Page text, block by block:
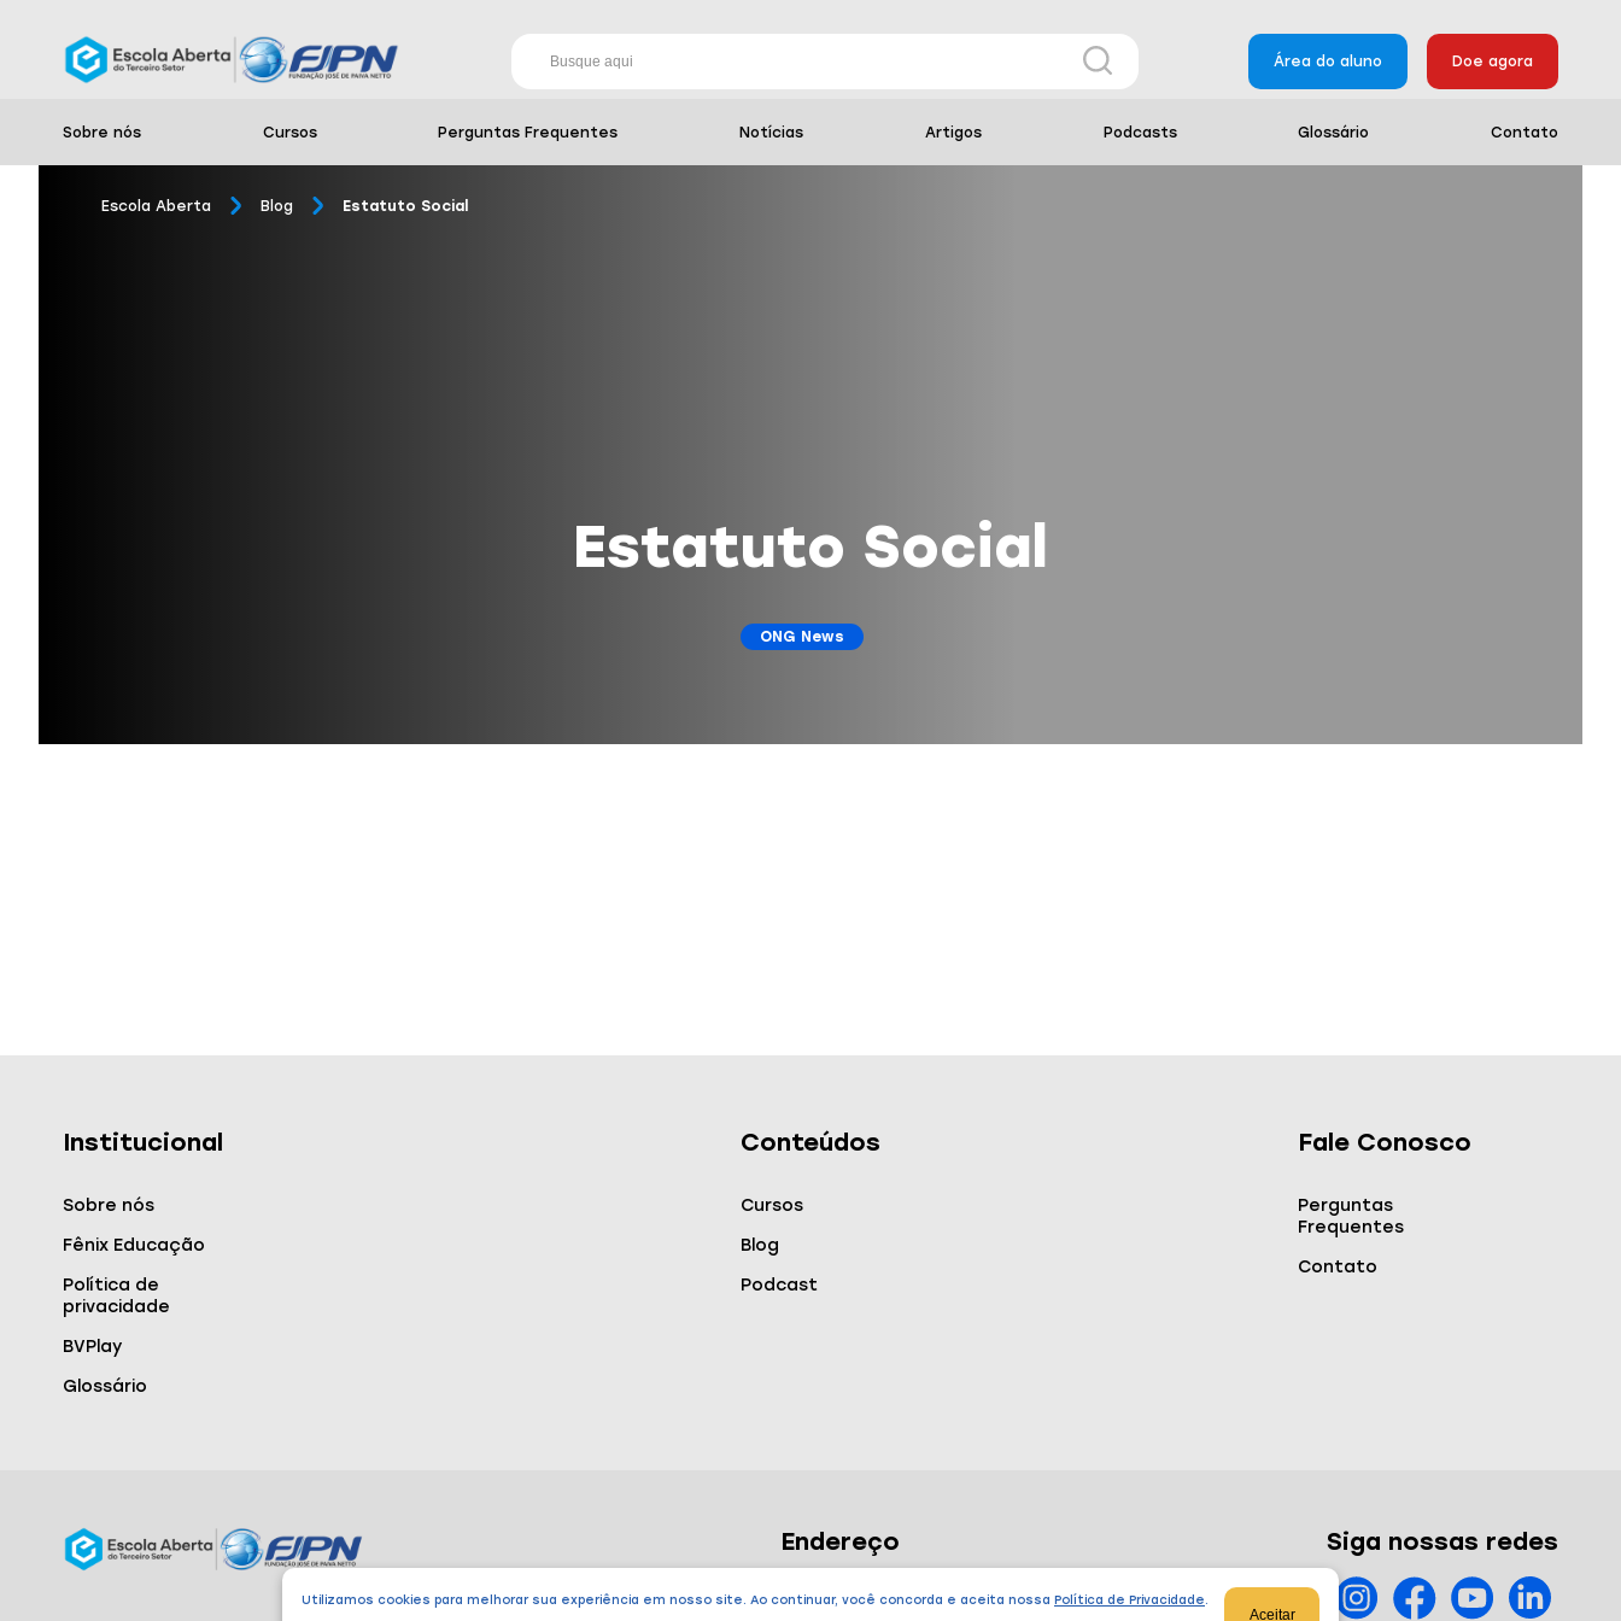
Utilizamos cookies para melhorar sua experiência em nosso site. Ao continuar, você concorda e aceita nossa Política de Privacidade.
Aceitar
Área do aluno Doe agora
Sobre nós Cursos Perguntas Frequentes Notícias Artigos Podcasts Glossário Contato
Escola Aberta Blog Estatuto Social
Estatuto Social
ONG News
Institucional
Sobre nós
Fênix Educação
Política de
privacidade
BVPlay
Glossário
Conteúdos
Cursos
Blog
Podcast
Fale Conosco
Perguntas
Frequentes
Contato
Endereço Siga nossas redes